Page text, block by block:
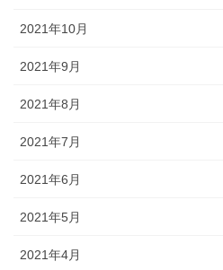
2021年10月
2021年9月
2021年8月
2021年7月
2021年6月
2021年5月
2021年4月